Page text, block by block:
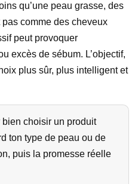
qu’une peau grasse, des
comme des cheveux
peut provoquer
excès de sébum. L’objectif,
plus sûr, plus intelligent et
bien choisir un produit
ton type de peau ou de
puis la promesse réelle